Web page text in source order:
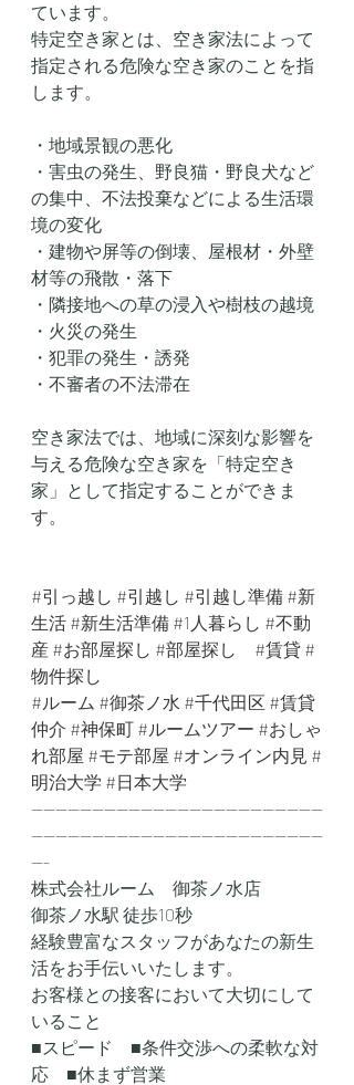
ています。
特定空き家とは、空き家法によって
指定される危険な空き家のことを指
します。
・地域景観の悪化
・害虫の発生、野良猫・野良犬など
の集中、不法投棄などによる生活環
境の変化
・建物や屏等の倒壊、屋根材・外壁
材等の飛散・落下
・隣接地への草の浸入や樹枝の越境
・火災の発生
・犯罪の発生・誘発
・不審者の不法滞在
空き家法では、地域に深刻な影響を
与える危険な空き家を「特定空き
家」として指定することができま
す。
#引っ越し #引越し #引越し準備 #新
生活 #新生活準備 #1人暮らし #不動
産 #お部屋探し #部屋探し #賃貸 #
物件探し
#ルーム #御茶ノ水 #千代田区 #賃貸
仲介 #神保町 #ルームツアー #おしゃ
れ部屋 #モテ部屋 #オンライン内見 #
明治大学 #日本大学
------------------------------------------------
------------------------------------------------
---
株式会社ルーム　御茶ノ水店
御茶ノ水駅 徒歩10秒
経験豊富なスタッフがあなたの新生
活をお手伝いいたします。
お客様との接客において大切にして
いること
■スピード　■条件交渉への柔軟な対
応　■休まず営業